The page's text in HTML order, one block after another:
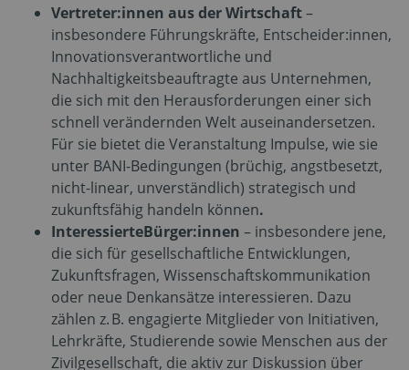
Vertreter:innen aus der Wirtschaft–
insbesondere Führungskräfte, Entscheider:innen,
Innovationsverantwortliche und
Nachhaltigkeitsbeauftragte aus Unternehmen,
die sich mit den Herausforderungen einer sich
schnell verändernden Welt auseinandersetzen.
Für sie bietet die Veranstaltung Impulse, wie sie
unter BANI-Bedingungen (brüchig, angstbesetzt,
nicht-linear, unverständlich) strategisch und
zukunftsfähig handeln können.
InteressierteBürger:innen – insbesondere jene,
die sich für gesellschaftliche Entwicklungen,
Zukunftsfragen, Wissenschaftskommunikation
oder neue Denkansätze interessieren. Dazu
zählen z. B. engagierte Mitglieder von Initiativen,
Lehrkräfte, Studierende sowie Menschen aus der
Zivilgesellschaft, die aktiv zur Diskussion über